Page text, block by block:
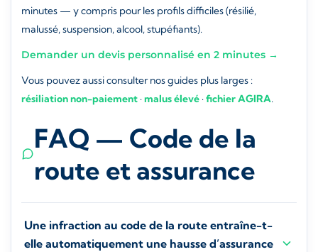
minutes — y compris pour les profils difficiles (résilié,
malussé, suspension, alcool, stupéfiants).
Demander un devis personnalisé en 2 minutes →
Vous pouvez aussi consulter nos guides plus larges :
résiliation non-paiement ·malus élevé ·fichier AGIRA.
FAQ — Code de la
route et assurance
Une infraction au code de la route entraîne-t-
elle automatiquement une hausse d’assurance